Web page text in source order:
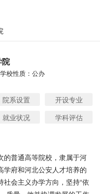
院
学校性质：公办
院系设置
开设专业
就业状况
学科评估
的普通高等院校，隶属于河
学府和河北公安人才培养的
会主义办学方向，坚持“依